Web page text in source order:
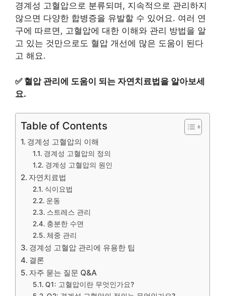
경계성 고혈압으로 분류되며, 지속적으로 관리하지
않으면 다양한 합병증을 유발할 수 있어요. 여러 연
구에 따르면, 고혈압에 대한 이해와 관리 방법을 알
고 있는 것만으로도 혈압 개선에 많은 도움이 된다
고 해요.
✅ 혈압 관리에 도움이 되는 자연치료법을 알아보세
요.
Table of Contents
경계성 고혈압의 이해
경계성 고혈압의 정의
경계성 고혈압의 원인
자연치료법
식이요법
운동
스트레스 관리
충분한 수면
체중 관리
경계성 고혈압 관리에 유용한 팁
결론
자주 묻는 질문 Q&A
Q1: 고혈압이란 무엇인가요?